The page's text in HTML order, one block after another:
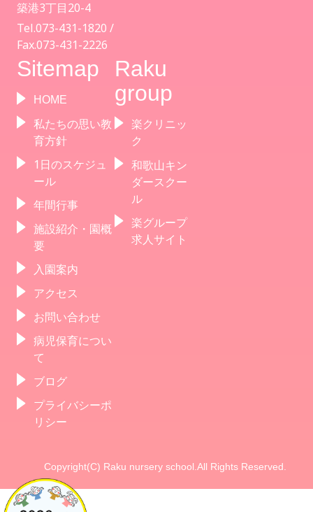
築港3丁目20-4
Tel.073-431-1820 /
Fax.073-431-2226
Sitemap
HOME
私たちの思い教
育方針
1日のスケジュ
ール
年間行事
施設紹介・園概
要
入園案内
アクセス
お問い合わせ
病児保育につい
て
ブログ
プライバシーポ
リシー
Raku
group
楽クリニッ
ク
和歌山キン
ダースクー
ル
楽グループ
求人サイト
Copyright(C) Raku nursery school.All Rights Reserved.